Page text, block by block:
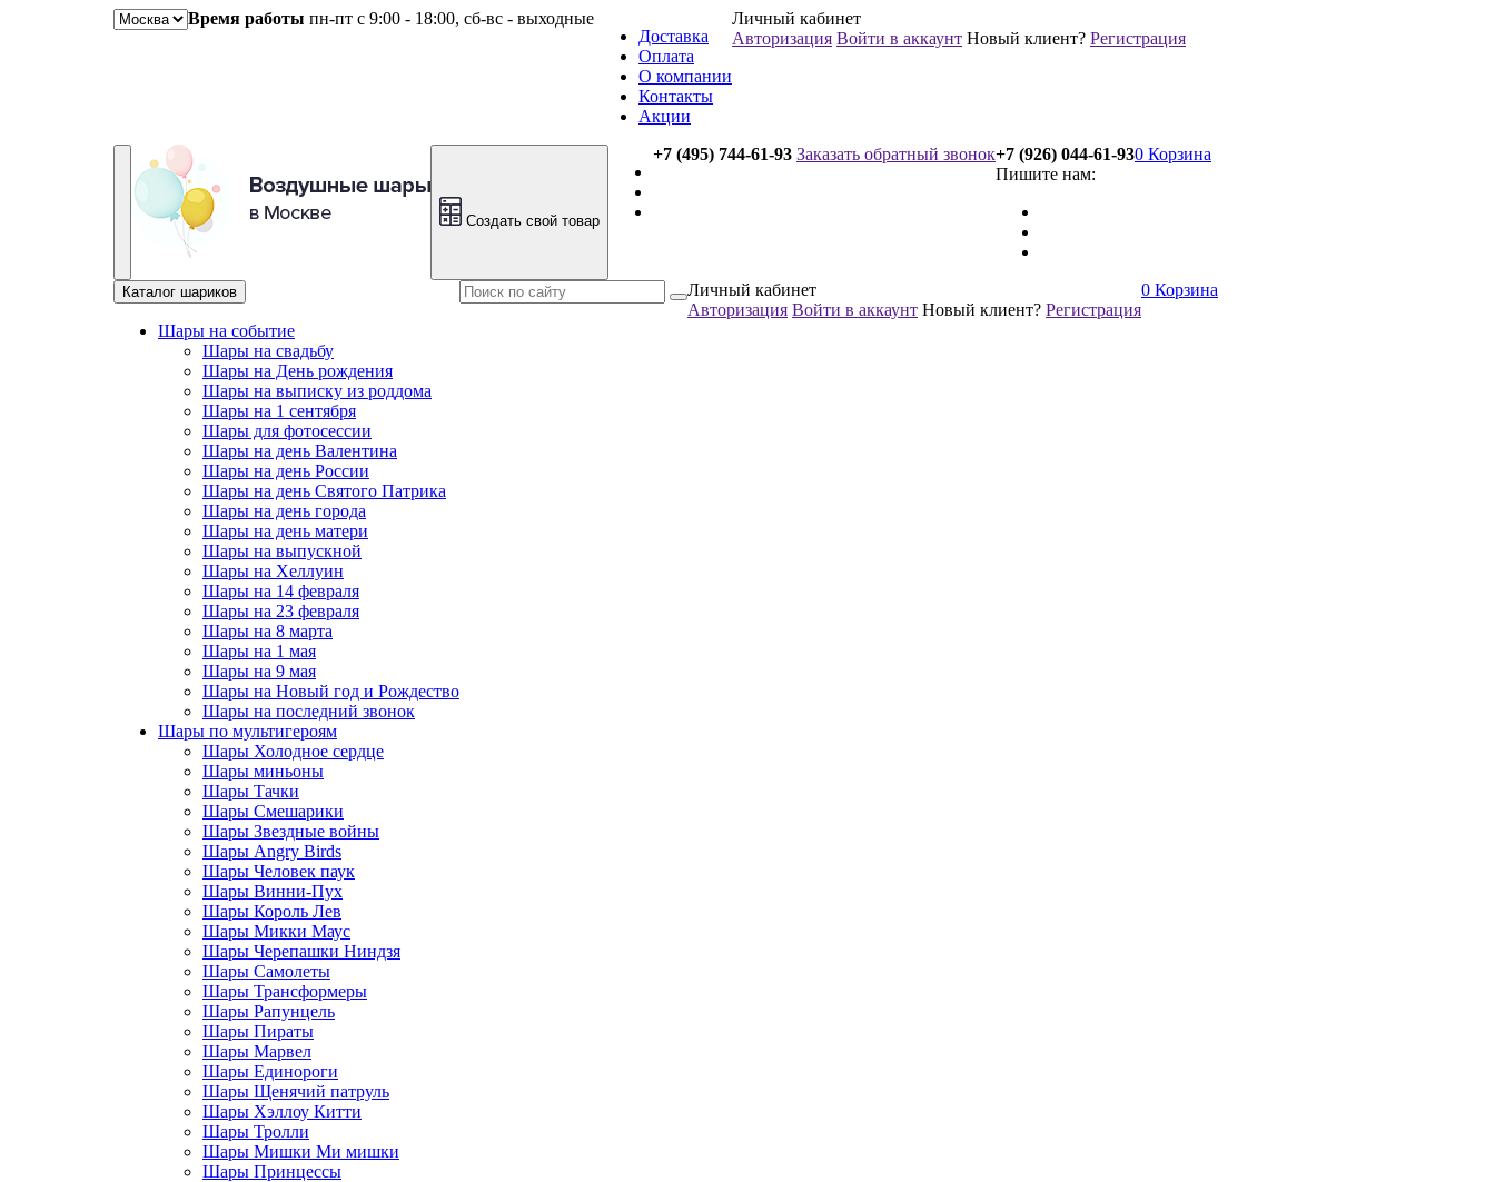
Время работы пн-пт с 9:00 - 18:00, сб-вс - выходные
Доставка
Оплата
О компании
Контакты
Акции
Личный кабинет
Авторизация Войти в аккаунт Новый клиент? Регистрация
Создать свой товар
+7 (495) 744-61-93 Заказать обратный звонок+7 (926) 044-61-93
Пишите нам:
0 Корзина
Каталог шариков
Шары на событие
Шары на свадьбу
Шары на День рождения
Шары на выписку из роддома
Шары на 1 сентября
Шары для фотосессии
Шары на день Валентина
Шары на день России
Шары на день Святого Патрика
Шары на день города
Шары на день матери
Шары на выпускной
Шары на Хеллуин
Шары на 14 февраля
Шары на 23 февраля
Шары на 8 марта
Шары на 1 мая
Шары на 9 мая
Шары на Новый год и Рождество
Шары на последний звонок
Шары по мультигероям
Шары Холодное сердце
Шары миньоны
Шары Тачки
Шары Смешарики
Шары Звездные войны
Шары Angry Birds
Шары Человек паук
Шары Винни-Пух
Шары Король Лев
Шары Микки Маус
Шары Черепашки Ниндзя
Шары Самолеты
Шары Трансформеры
Шары Рапунцель
Шары Пираты
Шары Марвел
Шары Единороги
Шары Щенячий патруль
Шары Хэллоу Китти
Шары Тролли
Шары Мишки Ми мишки
Шары Принцессы
Личный кабинет
Авторизация Войти в аккаунт Новый клиент? Регистрация
0 Корзина